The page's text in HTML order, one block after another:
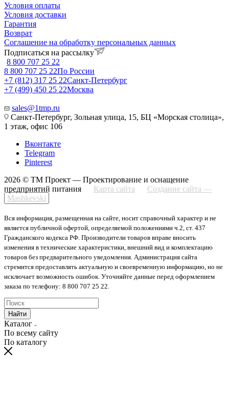
Условия оплаты
Условия доставки
Гарантия
Возврат
Соглашение на обработку персональных данных
Подписаться на рассылку
8 800 707 25 22
8 800 707 25 22По России
+7 (812) 317 25 22Санкт-Петербург
+7 (499) 450 25 22Москва
sales@1tmp.ru
Санкт-Петербург, Зольная улица, 15, БЦ «Морская столица»,
1 этаж, офис 106
Вконтакте
Telegram
Pinterest
2026 © ТМ Проект — Проектирование и оснащение
предприятий питания
Карта сайта
Создание сайта —
Mashkevski
Вся информация, размещенная на сайте, носит справочный характер и не
является публичной офертой, определяемой положениями ч.2, ст. 437
Гражданского кодекса РФ. Производители товаров вправе вносить
изменения в технические характеристики, внешний вид и комплектацию
товаров без предварительного уведомления. Администрация сайта
стремится предоставлять актуальную и своевременную информацию, но не
исключает возможность ошибок. Уточняйте данные перед оформлением
заказа по телефону: 8 800 707 25 22.
Найти
Каталог
По всему сайту
По каталогу